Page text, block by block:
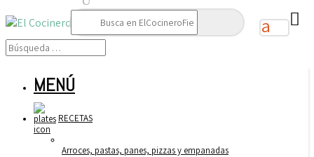
Buscar:
MENÚ
RECETAS
Arroces, pastas, panes, pizzas y empanadas